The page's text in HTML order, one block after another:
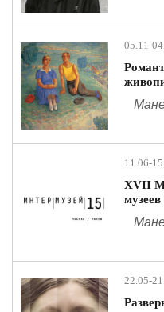
05.11-
11.06-
ХVII
22.05-